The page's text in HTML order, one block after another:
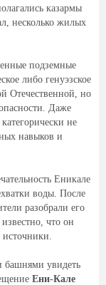
казармы
несколько жилых
подземные
либо генуэзское
Отечественной, но
Даже
не
навыков и
Еникале
воды. После
разобрали его
что он
башнями увидеть
Ени-Кале